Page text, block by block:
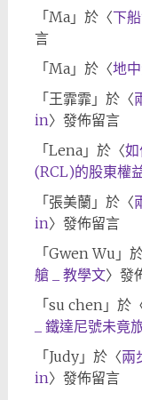
「Ma」於〈下
言
「Ma」於〈地
「王霏霏 」於〈
in〉發佈留言
「Lena」於〈
(RCL)的股東權
「張美蘭 」於〈
in〉發佈留言
「Gwen Wu 」
艙 _ 教學文〉發
「su chen 」於
_ 鐵達尼號未竟
「Judy」於〈兩
in〉發佈留言